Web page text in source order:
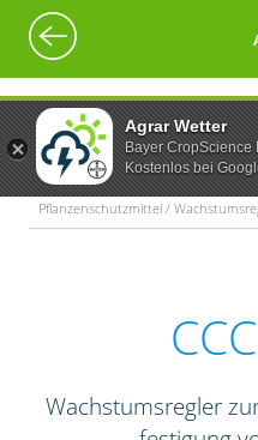
Agrar Wetter
Bayer
Kostenlos bei
Pflanzenschutzmittel /
Wachstumsregler